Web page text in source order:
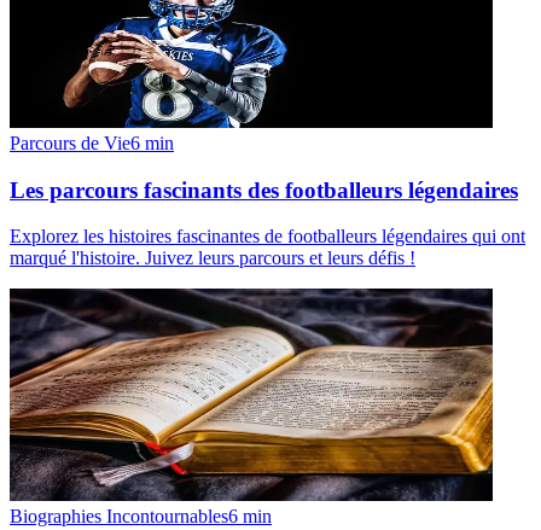
Parcours de Vie6 min
Les parcours fascinants des footballeurs légendaires
Explorez les histoires fascinantes de footballeurs légendaires qui ont
marqué l'histoire. Juivez leurs parcours et leurs défis !
Biographies Incontournables6 min